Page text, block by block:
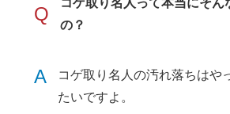
Q
の？
A
コゲ取り名人の汚れ落ちはや
たいですよ。